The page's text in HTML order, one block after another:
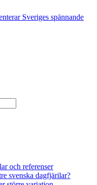
och referenser
svenska dagfjärilar?